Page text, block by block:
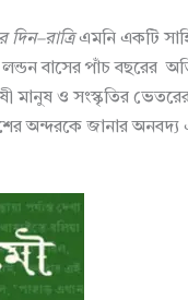
দিন–রাত্রিএমনি একটি
লন্ডন বাসের পাঁচ বছরের
মানুষ ও সংস্কৃতির ভেতরের
অন্দরকে জানার অনবদ্য